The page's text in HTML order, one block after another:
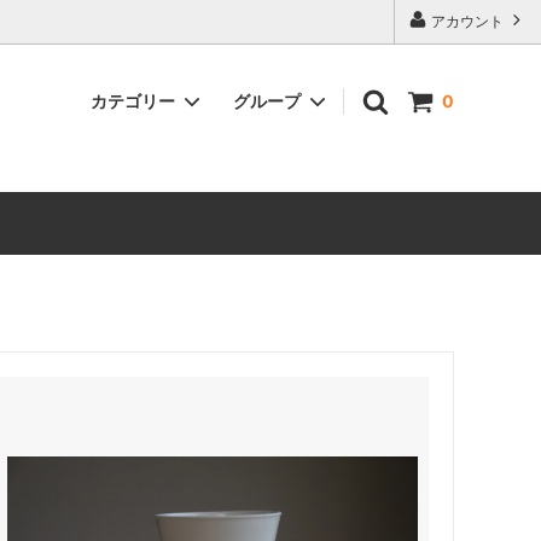
アカウント
0
カテゴリー グループ